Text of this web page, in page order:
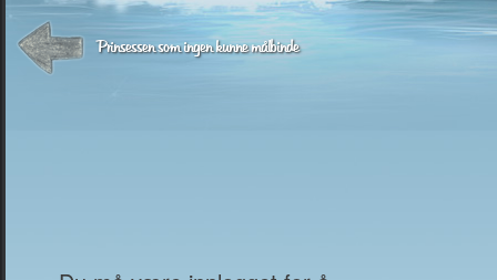
Prinsessen som ingen kunne målbinde